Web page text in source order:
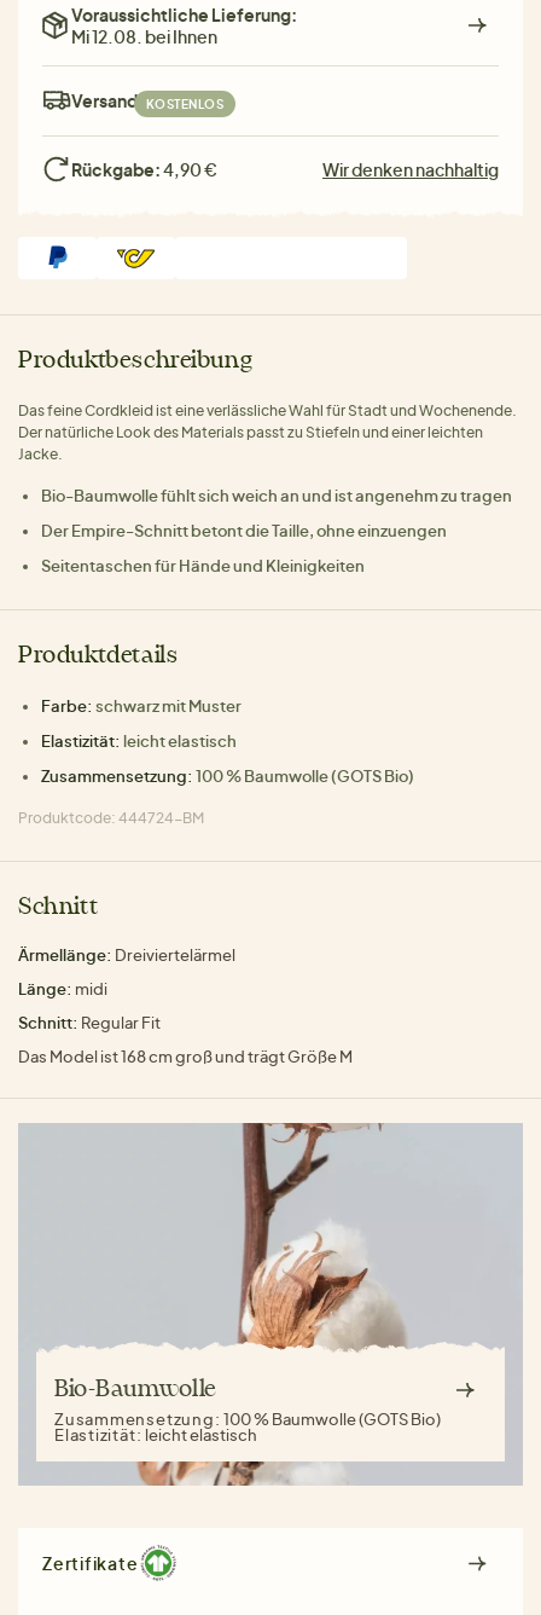
Voraussichtliche Lieferung:
Mi 12.08. bei Ihnen
Versand: KOSTENLOS
Rückgabe:4,90 € Wir denken nachhaltig
Produktbeschreibung
Das feine Cordkleid ist eine verlässliche Wahl für Stadt und Wochenende.
Der natürliche Look des Materials passt zu Stiefeln und einer leichten
Jacke.
Bio-Baumwolle fühlt sich weich an und ist angenehm zu tragen
Der Empire-Schnitt betont die Taille, ohne einzuengen
Seitentaschen für Hände und Kleinigkeiten
Produktdetails
Farbe: schwarz mit Muster
Elastizität: leicht elastisch
Zusammensetzung: 100 % Baumwolle (GOTS Bio)
Produktcode: 444724-BM
Schnitt
Ärmellänge: Dreiviertelärmel
Länge: midi
Schnitt: Regular Fit
Das Model ist 168 cm groß und trägt Größe M
Bio-Baumwolle
Zusammensetzung:100 % Baumwolle (GOTS Bio)
Elastizität: leicht elastisch
Zertifikate